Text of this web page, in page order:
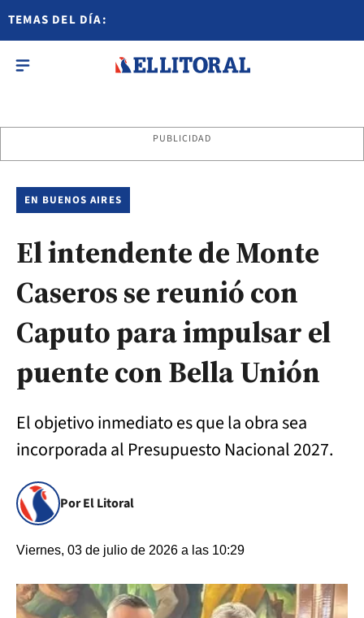
TEMAS DEL DÍA:
PUBLICIDAD
EN BUENOS AIRES
El intendente de Monte
Caseros se reunió con
Caputo para impulsar el
puente con Bella Unión
El objetivo inmediato es que la obra sea
incorporada al Presupuesto Nacional 2027.
Por El Litoral
Viernes, 03 de julio de 2026 a las 10:29